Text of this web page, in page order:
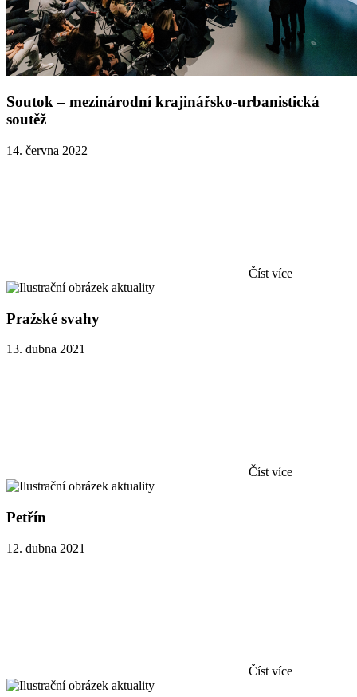
Soutok – mezinárodní krajinářsko-urbanistická
soutěž
14. června 2022
Číst více
Pražské svahy
13. dubna 2021
Číst více
Petřín
12. dubna 2021
Číst více